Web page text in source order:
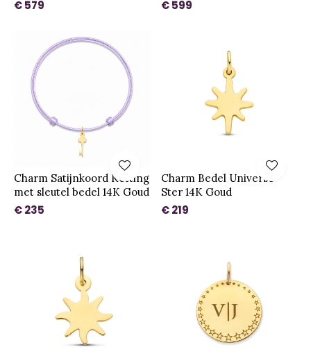
€ 579 € 599
Charm Satijnkoord Ketting
met sleutel bedel 14K Goud
€ 235
Charm Bedel Universe
Ster 14K Goud
€ 219